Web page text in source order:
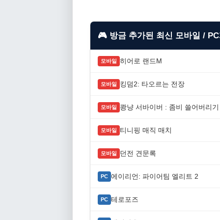
🎮 방금 추가된 최신 모바일 /
모바일 히어로 랜드M
모바일 킹덤2: 타오르는 전장
모바일 쾅냥 서바이버 : 좀비 쓸어버리기
모바일 티니핑 매직 매치
모바일 던전 견문록
PC 에이리언: 파이어팀 엘리트 2
PC 테로포즈